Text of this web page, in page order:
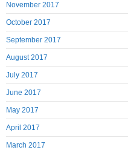
November 2017
October 2017
September 2017
August 2017
July 2017
June 2017
May 2017
April 2017
March 2017